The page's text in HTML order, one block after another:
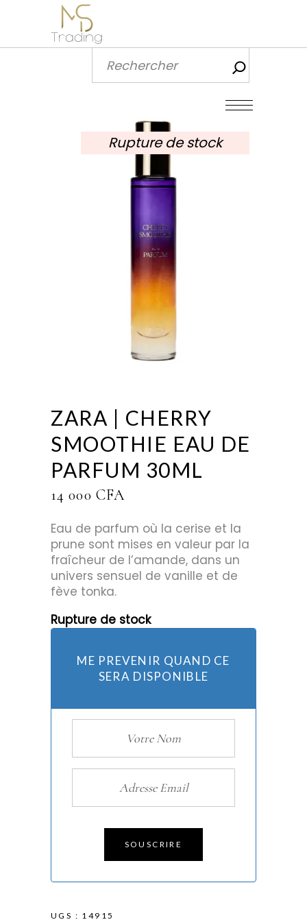
Rupture de stock
ZARA | CHERRY
SMOOTHIE EAU DE
PARFUM 30ML
14 000 CFA
Eau de parfum où la cerise et la
prune sont mises en valeur par la
fraîcheur de l’amande, dans un
univers sensuel de vanille et de
fève tonka.
Rupture de stock
ME PREVENIR QUAND CE
SERA DISPONIBLE
SOUSCRIRE
UGS : 14915